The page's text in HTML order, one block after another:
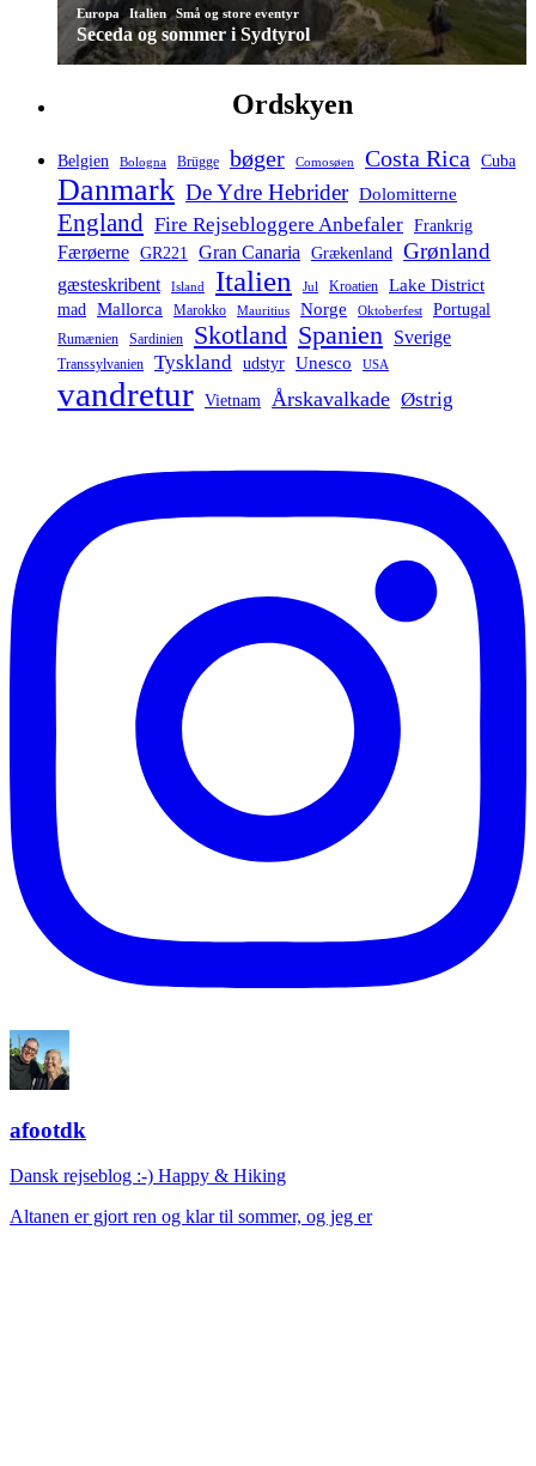
Europa Italien,Små og store eventyr
Seceda og sommer i Sydtyrol
Ordskyen
Belgien Bologna Brügge bøger Comosøen Costa Rica Cuba
Danmark De Ydre Hebrider Dolomitterne
England Fire Rejsebloggere Anbefaler Frankrig
Færøerne GR221 Gran Canaria Grækenland Grønland
gæsteskribent Island Italien Jul Kroatien Lake District
mad Mallorca Marokko Mauritius Norge Oktoberfest Portugal
Rumænien Sardinien Skotland Spanien Sverige
Transsylvanien Tyskland udstyr Unesco USA
vandretur Vietnam Årskavalkade Østrig
afootdk
Dansk rejseblog :-) Happy & Hiking
Altanen er gjort ren og klar til sommer, og jeg er